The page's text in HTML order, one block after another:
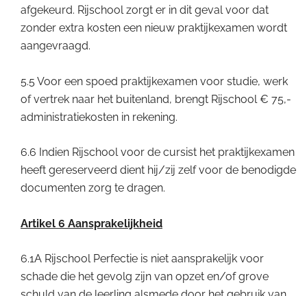
afgekeurd. Rijschool zorgt er in dit geval voor dat
zonder extra kosten een nieuw praktijkexamen wordt
aangevraagd.
5.5 Voor een spoed praktijkexamen voor studie, werk
of vertrek naar het buitenland, brengt Rijschool € 75,-
administratiekosten in rekening.
6.6 Indien Rijschool voor de cursist het praktijkexamen
heeft gereserveerd dient hij/zij zelf voor de benodigde
documenten zorg te dragen.
Artikel 6 Aansprakelijkheid
6.1A Rijschool Perfectie is niet aansprakelijk voor
schade die het gevolg zijn van opzet en/of grove